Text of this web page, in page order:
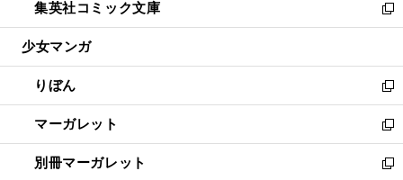
く
で
開
ド
ウ
開
く
ィ
ン
ウ
で
開
く
い
ウ
ン
ド
ウ
で
開
く
集英社コミック文庫
新
し
ウ
ィ
ン
ド
ウ
で
少女マンガ
りぼん
新
し
い
ウ
ィ
マーガレット
新
し
い
別冊マーガレット
新